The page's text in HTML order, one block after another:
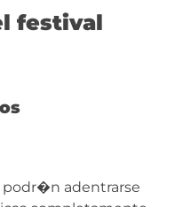
festival
podr�n adentrarse